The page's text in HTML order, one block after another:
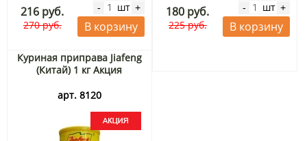
216 руб.
270 руб.
- шт +
В корзину
180 руб.
225 руб.
- шт +
В корзину
Куриная приправа Jiafeng
(Китай) 1 кг Акция
арт. 8120